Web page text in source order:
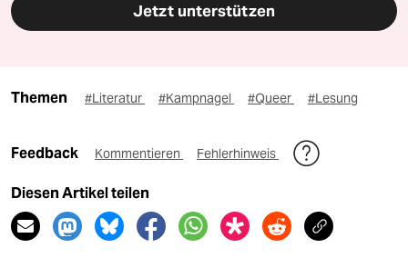
Jetzt unterstützen
Themen #Literatur #Kampnagel #Queer #Lesung
Feedback Kommentieren Fehlerhinweis
Diesen Artikel teilen